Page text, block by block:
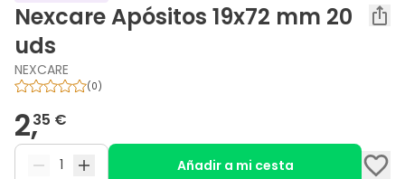
Nexcare Apósitos 19x72 mm 20
uds
NEXCARE
(0)
2,35 €
Añadir a mi cesta